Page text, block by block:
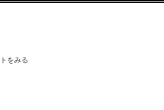
をみる